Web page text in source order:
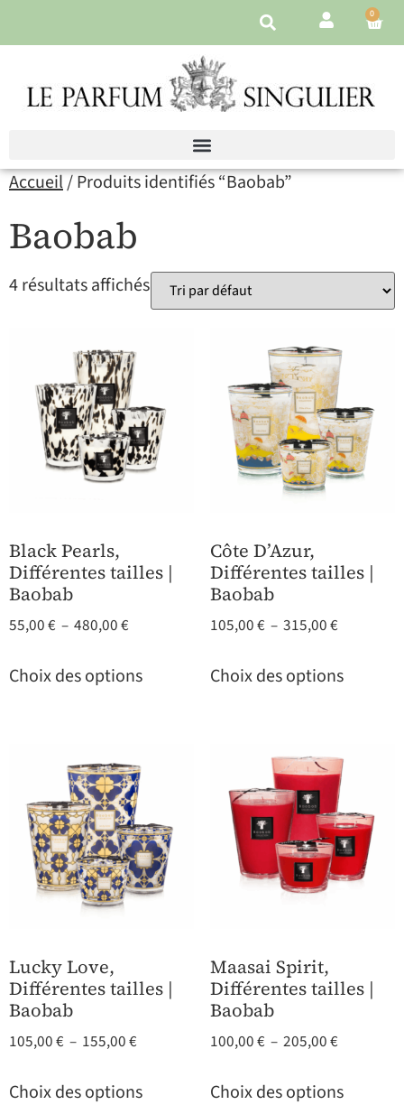
0
Accueil/ Produits identifiés “Baobab”
Baobab
4 résultats affichés
Black Pearls,
Différentes tailles |
Baobab
55,00€ – 480,00€
Choix des options
Côte D’Azur,
Différentes tailles |
Baobab
105,00€ – 315,00€
Choix des options
Lucky Love,
Différentes tailles |
Baobab
105,00€ – 155,00€
Choix des options
Maasai Spirit,
Différentes tailles |
Baobab
100,00€ – 205,00€
Choix des options